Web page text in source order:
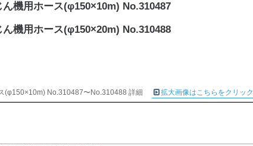
機用ホース(φ150×10m) No.310487
機用ホース(φ150×20m) No.310488
(φ150×10m) No.310487〜No.310488 詳細 拡大画像はこちらをクリック